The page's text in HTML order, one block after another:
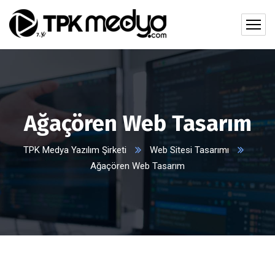
Ağaçören Web Tasarım
TPK Medya Yazılım Şirketi
Web Sitesi Tasarımı
Ağaçören Web Tasarım